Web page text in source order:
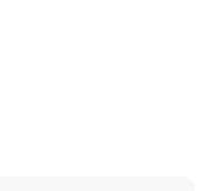
jika diberi mainan